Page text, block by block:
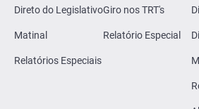
Direto do Legislativo
Matinal
Relatórios Especiais
Giro nos TRT's
Relatório Especial